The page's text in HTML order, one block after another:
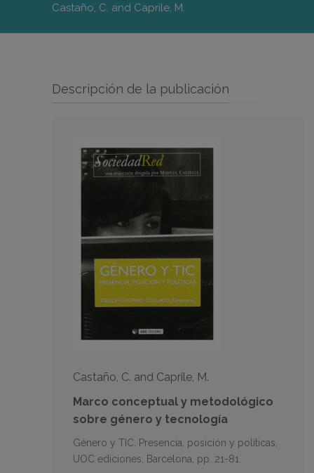
Castaño, C. and Caprile, M.
Descripción de la publicación
Castaño, C. and Caprile, M.
Marco conceptual y metodológico
sobre género y tecnología
Género y TIC. Presencia, posición y políticas,
UOC ediciones, Barcelona, pp. 21-81.